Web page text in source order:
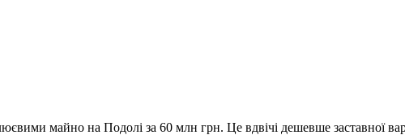
майно на Подолі за 60 млн грн. Це вдвічі дешевше заставної